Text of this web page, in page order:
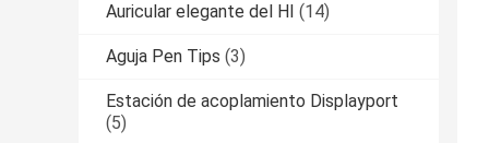
Auricular elegante del HI (14)
Aguja Pen Tips (3)
Estación de acoplamiento Displayport
(5)